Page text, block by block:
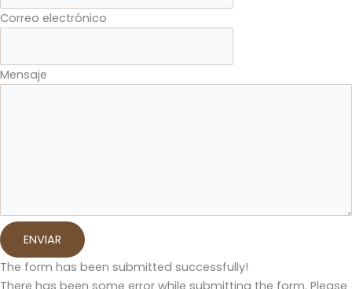
Correo electrónico
Mensaje
ENVIAR
The form has been submitted successfully!